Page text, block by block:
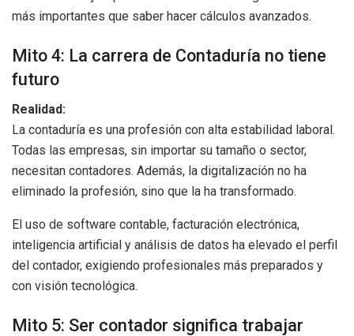
más importantes que saber hacer cálculos avanzados.
Mito 4: La carrera de Contaduría no tiene
futuro
Realidad:
La contaduría es una profesión con alta estabilidad laboral.
Todas las empresas, sin importar su tamaño o sector,
necesitan contadores. Además, la digitalización no ha
eliminado la profesión, sino que la ha transformado.
El uso de software contable, facturación electrónica,
inteligencia artificial y análisis de datos ha elevado el perfil
del contador, exigiendo profesionales más preparados y
con visión tecnológica.
Mito 5: Ser contador significa trabajar